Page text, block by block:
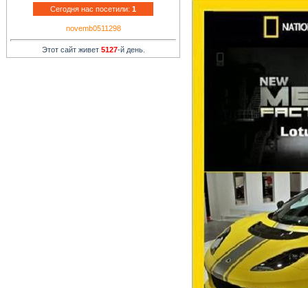
Сегодня нас посетили: 1
novemb0511298
Этот сайт живет 5127-й день.